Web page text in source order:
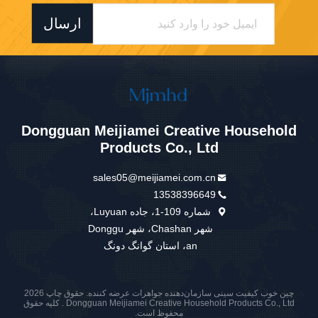
ارسال
Dongguan Meijiamei Creative Household
Products Co., Ltd
sales05@meijiamei.com.cn
13538396649
شماره 109-1، جاده Luyuan،
شهر Chashan، شهر Donggu
an، استان گوانگ دونگ
چین خوب کیفیت سینی سازمان‌دهنده جواهرات عرضه کننده. حقوق چاپ 2026
Dongguan Meijiamei Creative Household Products Co., Ltd . کلیه حقوق
محفوظ است.